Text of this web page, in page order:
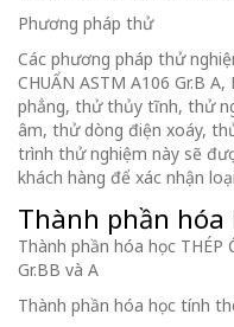
Phương pháp thử
Các phương pháp thử
CHUẨN ASTM A106 Gr.B
phẳng, thử thủy tĩnh, thử
âm, thử dòng điện xoáy,
trình thử nghiệm này sẽ
khách hàng để xác nhận
Thành phần hóa
Thành phần hóa học THÉP
Gr.BB và A
Thành phần hóa học tính